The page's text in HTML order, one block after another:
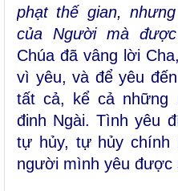
phạt thế gian,
của Người mà
Chúa đã vâng lời
vì yêu, và để yêu
tất cả, kể cả những
đinh Ngài. Tình yêu
tự hủy, tự hủy chính
người mình yêu được